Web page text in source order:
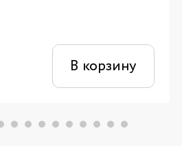
В корзину